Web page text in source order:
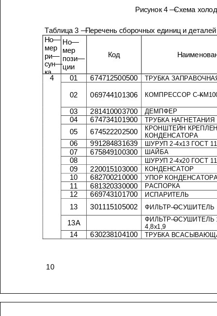
Рисунок 4 — Схема
Продолжение таблицы 3
Но—
мер
ри—
сун—
ка
Но—
мер
пози—
ции
Код
4 01 674712500500 ТРУБКА
02 069744101306 КОМПРЕССОР С—КМ
03 281410003700 ДЕМПФЕР
04 674734101900 ТРУБКА НАГНЕТАНИЯ
05 674522202500
КРОНШТЕЙН
КОНДЕНСАТОРА
06 991284831639 ШУРУП 2-4х 13 ГОСТ
07 675849100300 ШАЙБА
08 ШУРУП 2-4х 20 ГОСТ
09 220015103000 КОНДЕНСАТОР
10 682700210000 УПОР
11 681320330000 РАСПОРКА
12 669743101700 ИСПАРИТЕЛЬ
13 301115105002 ФИЛЬТР— ОСУШИТЕЛЬ
13А ФИЛЬТР— ОСУШИТЕЛЬ
4,8х 1,9
14 630238104100 ТРУБКА
Таблица 3 — Перечень сборочных единиц и деталей
10